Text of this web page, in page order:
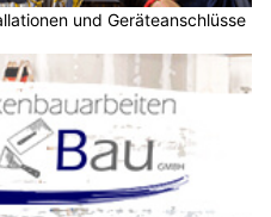
und Geräteanschlüsse